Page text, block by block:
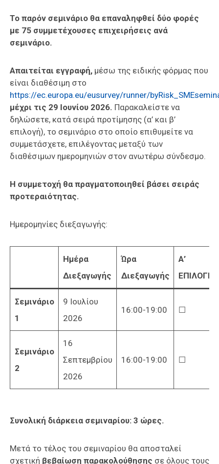
Το παρόν σεμινάριο θα επαναληφθεί δύο φορές
με 75 συμμετέχουσες επιχειρήσεις ανά
σεμινάριο.
Απαιτείται εγγραφή, μέσω της ειδικής φόρμας που
είναι διαθέσιμη στο
https://ec.europa.eu/eusurvey/runner/
μέχρι τις 29 Ιουνίου 2026. Παρακαλείστε να
δηλώσετε, κατά σειρά προτίμησης (α’ και β’
επιλογή), το σεμινάριο στο οποίο επιθυμείτε να
συμμετάσχετε, επιλέγοντας μεταξύ των
διαθέσιμων ημερομηνιών στον ανωτέρω σύνδεσμο.
Η συμμετοχή θα πραγματοποιηθεί βάσει σειράς
προτεραιότητας.
Ημερομηνίες διεξαγωγής:
Ημέρα
Διεξαγωγής
Ώρα
Διεξαγωγής
Α’
ΕΠΙΛΟΓΗ
Σεμινάριο
1
9 Ιουλίου
2026
16:00-19:00 ☐
Σεμινάριο
2
16
Σεπτεμβρίου
2026
16:00-19:00 ☐
Συνολική διάρκεια σεμιναρίου: 3 ώρες.
Μετά το τέλος του σεμιναρίου θα αποσταλεί
σχετική βεβαίωση παρακολούθησης σε όλους τους